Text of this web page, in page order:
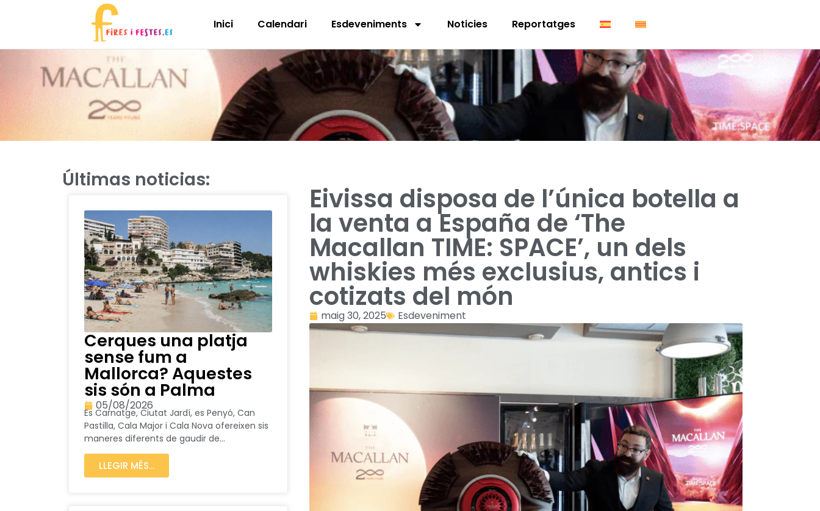
Inici Calendari Esdeveniments Noticies Reportatges
Eivissa disposa de l’única botella a
la venta a España de ‘The
Macallan TIME: SPACE’, un dels
whiskies més exclusius, antics i
cotizats del món
maig 30, 2025 Esdeveniment
Últimas noticias:
Cerques una platja
sense fum a
Mallorca? Aquestes
sis són a Palma
05/08/2026
Es Carnatge, Ciutat Jardí, es Penyó, Can
Pastilla, Cala Major i Cala Nova ofereixen sis
maneres diferents de gaudir de...
LLEGIR MÉS...